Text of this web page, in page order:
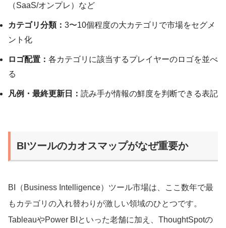
（SaaS/オンプレ）など
カテゴリ分類： 3〜10個程度の大カテゴリで市場をセグメ
ント化
ロゴ配置： 各カテゴリに該当するプレイヤーのロゴを並べ
る
凡例・最終更新日： 読み手が情報の鮮度を判断できる表記
BIツールのカオスマップがなぜ重要か
BI（Business Intelligence）ツール市場は、ここ数年で最
もカテゴリの入れ替わりが激しい領域のひとつです。
TableauやPower BIといった老舗に加え、ThoughtSpotの